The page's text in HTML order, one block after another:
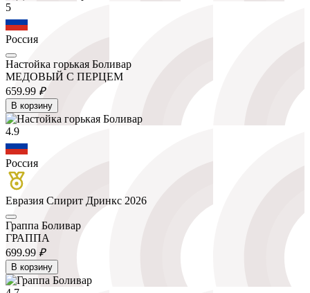
5
Россия
Настойка горькая Боливар
МЕДОВЫЙ С ПЕРЦЕМ
659.99 ₽
В корзину
4.9
Россия
Евразия Спирит Дринкс 2026
Граппа Боливар
ГРАППА
699.99 ₽
В корзину